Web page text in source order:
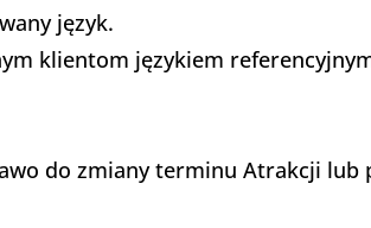
język.
klientom językiem
do zmiany terminu Atrakcji lub